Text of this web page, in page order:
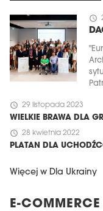
schedule
schedule 29 listopada 2023
WIELKIE BRAWA DLA
schedule 28 kwietnia 2022
PLATAN DLA
Więcej w Dla Ukrainy
E-COMMERCE